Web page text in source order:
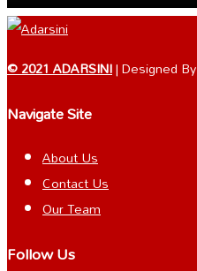
© 2021 ADARSINI| Designed By
Navigate Site
About Us
Contact Us
Our Team
Follow Us